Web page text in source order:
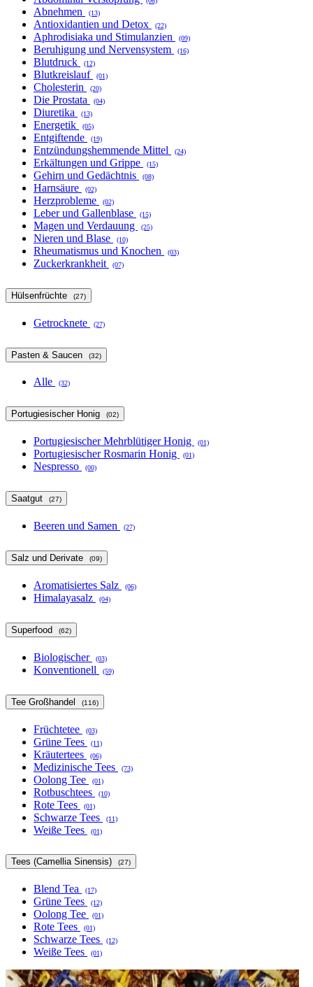
Abnehmen (13)
Antioxidantien und Detox (22)
Aphrodisiaka und Stimulanzien (09)
Beruhigung und Nervensystem (16)
Blutdruck (12)
Blutkreislauf (01)
Cholesterin (20)
Die Prostata (04)
Diuretika (13)
Energetik (05)
Entgiftende (19)
Entzündungshemmende Mittel (24)
Erkältungen und Grippe (15)
Gehirn und Gedächtnis (08)
Harnsäure (02)
Herzprobleme (02)
Leber und Gallenblase (15)
Magen und Verdauung (25)
Nieren und Blase (10)
Rheumatismus und Knochen (03)
Zuckerkrankheit (07)
Hülsenfrüchte (27)
Getrocknete (27)
Pasten & Saucen (32)
Alle (32)
Portugiesischer Honig (02)
Portugiesischer Mehrblütiger Honig (01)
Portugiesischer Rosmarin Honig (01)
Nespresso (00)
Saatgut (27)
Beeren und Samen (27)
Salz und Derivate (09)
Aromatisiertes Salz (06)
Himalayasalz (04)
Superfood (62)
Biologischer (03)
Konventionell (59)
Tee Großhandel (116)
Früchtetee (03)
Grüne Tees (11)
Kräutertees (06)
Medizinische Tees (73)
Oolong Tee (01)
Rotbuschtees (10)
Rote Tees (01)
Schwarze Tees (11)
Weiße Tees (01)
Tees (Camellia Sinensis) (27)
Blend Tea (17)
Grüne Tees (12)
Oolong Tee (01)
Rote Tees (01)
Schwarze Tees (12)
Weiße Tees (01)